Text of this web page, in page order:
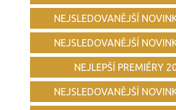
NEJSLEDOVANĚJŠÍ
NEJSLEDOVANĚJŠÍ
NEJLEPŠÍ PREMIÉRY
NEJSLEDOVANĚJŠÍ